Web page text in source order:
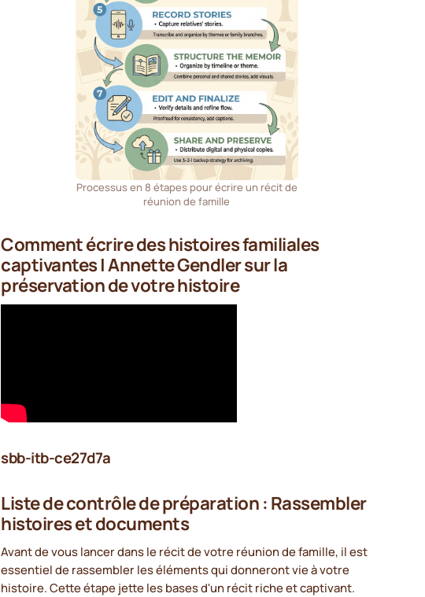
Processus en 8 étapes pour écrire un récit de
réunion de famille
Comment écrire des histoires familiales
captivantes | Annette Gendler sur la
préservation de votre histoire
sbb-itb-ce27d7a
Liste de contrôle de préparation : Rassembler
histoires et documents
Avant de vous lancer dans le récit de votre réunion de famille, il est
essentiel de rassembler les éléments qui donneront vie à votre
histoire. Cette étape jette les bases d'un récit riche et captivant.